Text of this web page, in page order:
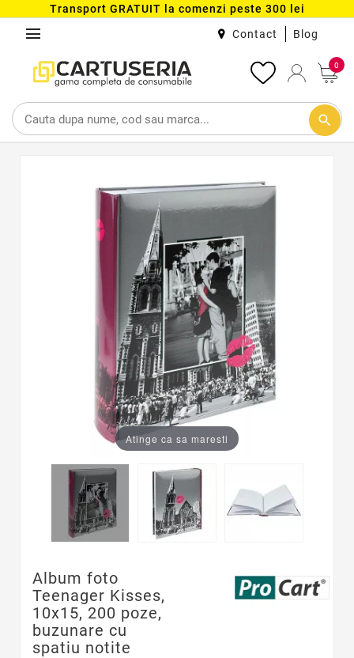
Transport GRATUIT la comenzi peste 300 lei
menu Contact Blog
0
search
Atinge ca sa maresti
Album foto
Teenager Kisses,
10x15, 200 poze,
buzunare cu
spatiu notite